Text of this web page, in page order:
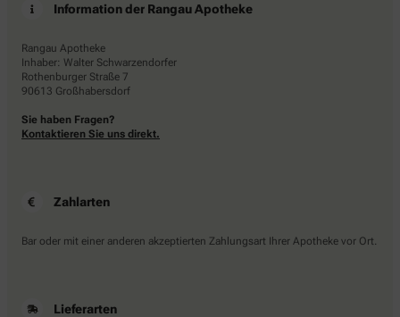
Information der Rangau Apotheke
Rangau Apotheke
Inhaber: Walter Schwarzendorfer
Rothenburger Straße 7
90613 Großhabersdorf
Sie haben Fragen?
Kontaktieren Sie uns direkt.
Zahlarten
Bar oder mit einer anderen akzeptierten Zahlungsart Ihrer Apotheke vor Ort.
Lieferarten